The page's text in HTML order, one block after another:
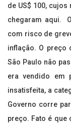
de US$ 100,
chegaram aqui.
com risco de
inflação. O preço
São Paulo não
era vendido em
insatisfeita, a
Governo corre
preço. Fato é que